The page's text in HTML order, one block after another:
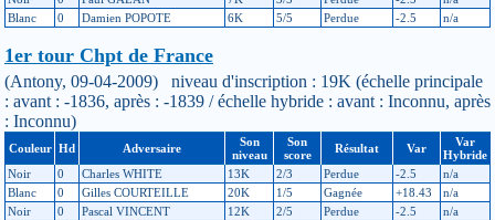
Blanc
0 Damien POPOTE 6K 5/5 Perdue -2.5 n/a
1er tour Chpt de France
(Antony, 09-04-2009) niveau d'inscription : 19K (échelle principale
: avant : -1836, après : -1839 / échelle hybride : avant : Inconnu, après
: Inconnu)
Couleur Hd Adversaire
Son
niveau
Son
score
Résultat Var
Var
Hybride
Noir
0 Charles WHITE 13K 2/3 Perdue -2.5
n/a
Blanc
0 Gilles COURTEILLE 20K 1/5 Gagnée +18.43
n/a
Noir
0 Pascal VINCENT 12K 2/5 Perdue -2.5
n/a